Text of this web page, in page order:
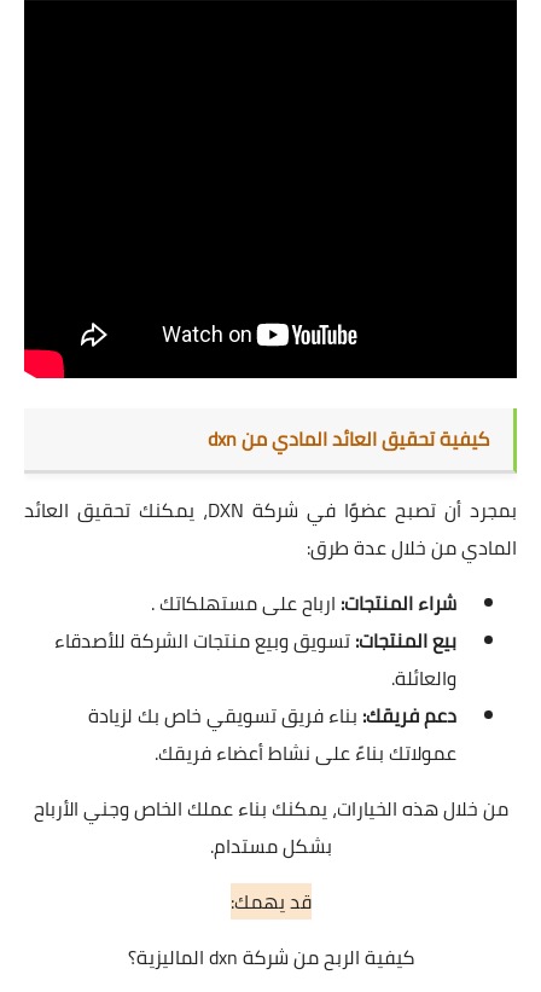
كيفية تحقيق العائد المادي من dxn
بمجرد أن تصبح عضوًا في شركة DXN، يمكنك تحقيق العائد
المادي من خلال عدة طرق:
شراء المنتجات: ارباح على مستهلكاتك .
بيع المنتجات:تسويق وبيع منتجات الشركة للأصدقاء
والعائلة.
دعم فريقك: بناء فريق تسويقي خاص بك لزيادة
عمولاتك بناءً على نشاط أعضاء فريقك.
من خلال هذه الخيارات، يمكنك بناء عملك الخاص وجني الأرباح
بشكل مستدام.
قد يهمك:
كيفية الربح من شركة dxn الماليزية؟